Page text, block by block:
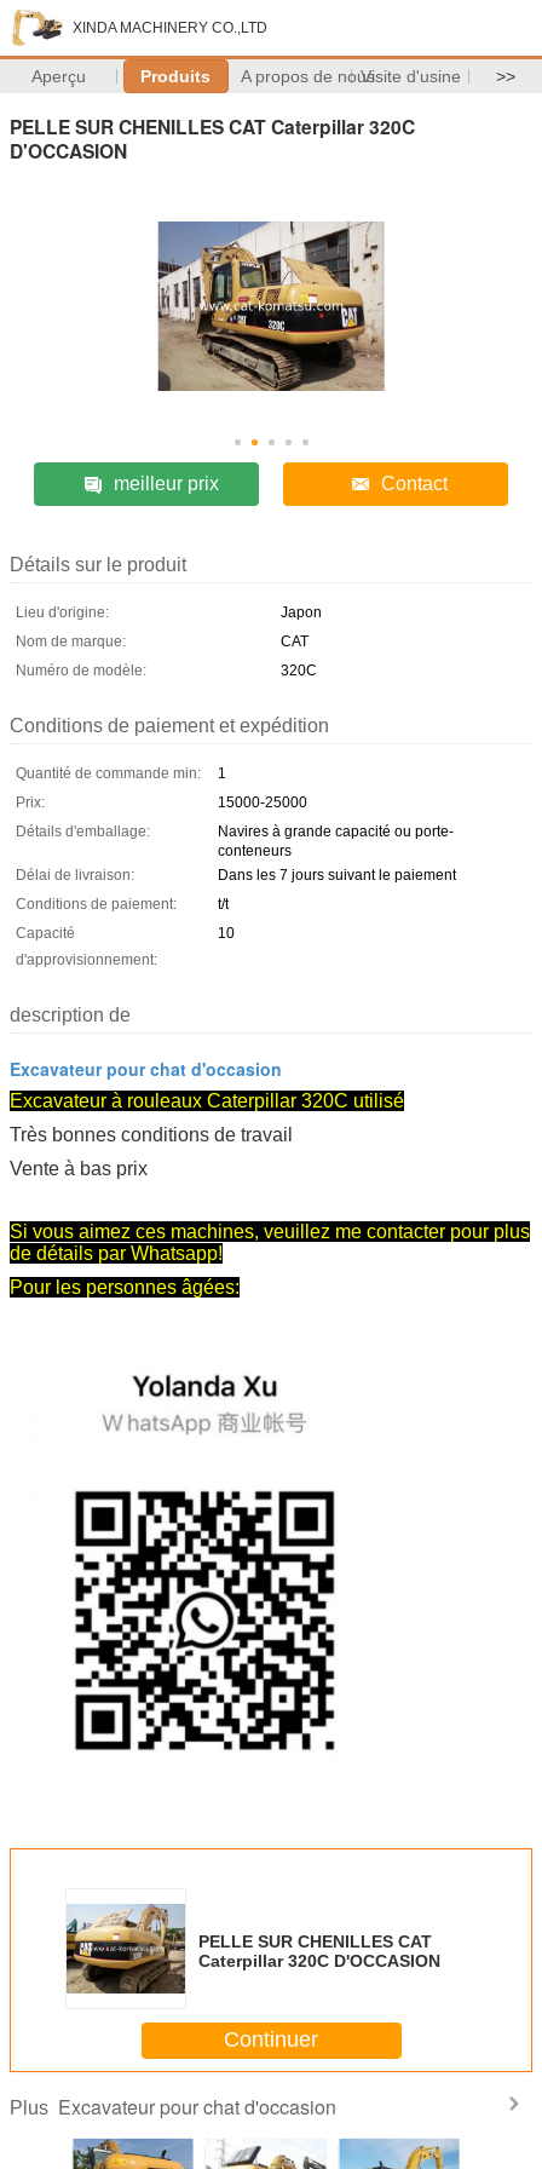
XINDA MACHINERY CO.,LTD
Aperçu Produits A propos de nousVisite d'usine >>
PELLE SUR CHENILLES CAT Caterpillar 320C
D'OCCASION
meilleur prix Contact
Détails sur le produit
Lieu d'origine:
Japon
Nom de marque:
CAT
Numéro de modèle:
320C
Conditions de paiement et expédition
Quantité de commande min:
1
Prix:
15000-25000
Détails d'emballage:
Navires à grande capacité ou porte-
conteneurs
Délai de livraison:
Dans les 7 jours suivant le paiement
Conditions de paiement:
t/t
Capacité
d'approvisionnement:
10
description de
Excavateur pour chat d'occasion
Excavateur à rouleaux Caterpillar 320C utilisé
Très bonnes conditions de travail
Vente à bas prix
Si vous aimez ces machines, veuillez me contacter pour plus
de détails par Whatsapp!
Pour les personnes âgées:
PELLE SUR CHENILLES CAT
Caterpillar 320C D'OCCASION
Continuer
Plus Excavateur pour chat d'occasion